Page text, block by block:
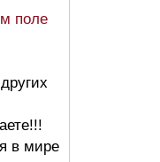
поле
в мире